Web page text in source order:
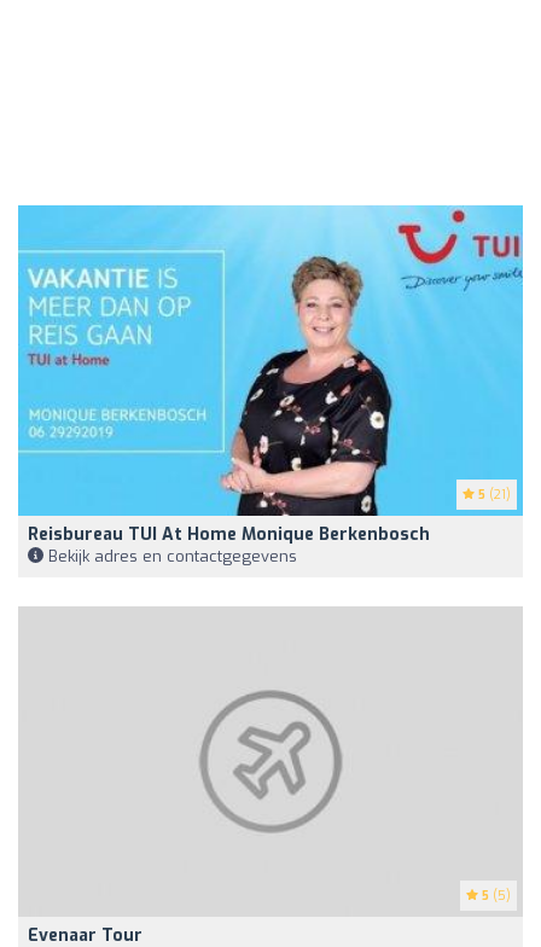
5 (21)
Reisbureau TUI At Home Monique Berkenbosch
Bekijk adres en contactgegevens
5 (5)
Evenaar Tour